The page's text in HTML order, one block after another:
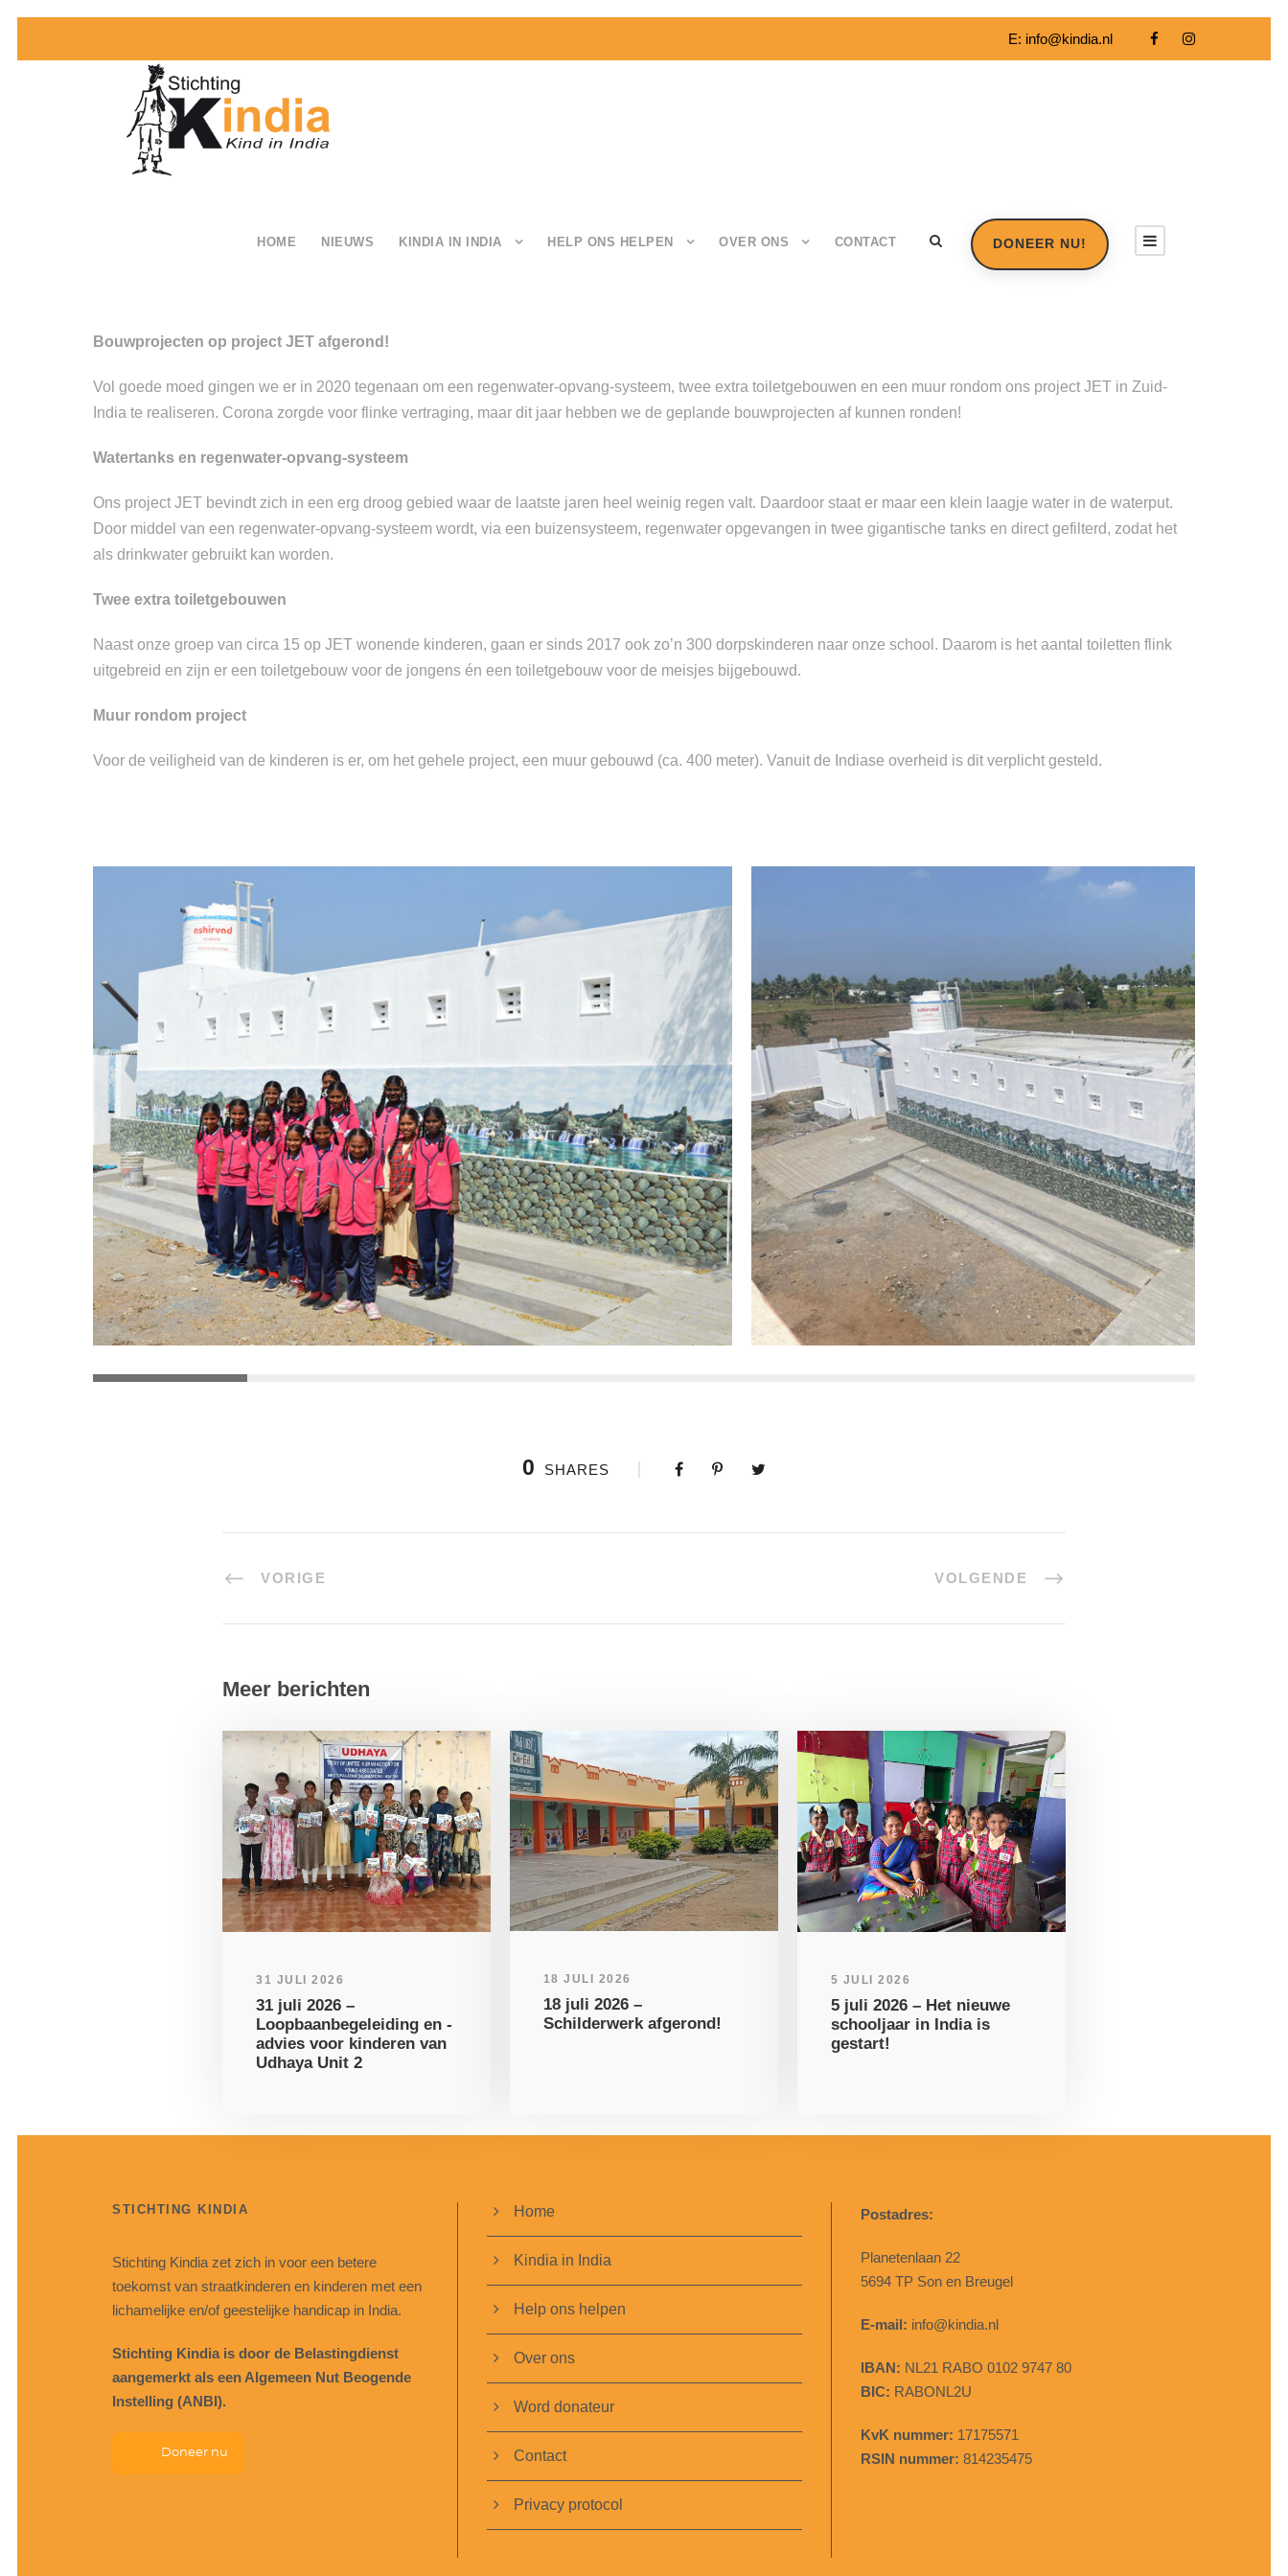
E: info@kindia.nl
HOME NIEUWS KINDIA IN INDIA HELP ONS HELPEN OVER ONS CONTACT DONEER NU!
Bouwprojecten op project JET afgerond!
Vol goede moed gingen we er in 2020 tegenaan om een regenwater-opvang-systeem, twee extra toiletgebouwen en een muur rondom ons project JET in Zuid-
India te realiseren. Corona zorgde voor flinke vertraging, maar dit jaar hebben we de geplande bouwprojecten af kunnen ronden!
Watertanks en regenwater-opvang-systeem
Ons project JET bevindt zich in een erg droog gebied waar de laatste jaren heel weinig regen valt. Daardoor staat er maar een klein laagje water in de waterput.
Door middel van een regenwater-opvang-systeem wordt, via een buizensysteem, regenwater opgevangen in twee gigantische tanks en direct gefilterd, zodat het
als drinkwater gebruikt kan worden.
Twee extra toiletgebouwen
Naast onze groep van circa 15 op JET wonende kinderen, gaan er sinds 2017 ook zo’n 300 dorpskinderen naar onze school. Daarom is het aantal toiletten flink
uitgebreid en zijn er een toiletgebouw voor de jongens én een toiletgebouw voor de meisjes bijgebouwd.
Muur rondom project
Voor de veiligheid van de kinderen is er, om het gehele project, een muur gebouwd (ca. 400 meter). Vanuit de Indiase overheid is dit verplicht gesteld.
0 SHARES
VORIGE VOLGENDE
Meer berichten
31 JULI 2026
31 juli 2026 –
Loopbaanbegeleiding en -
advies voor kinderen van
Udhaya Unit 2
18 JULI 2026
18 juli 2026 –
Schilderwerk afgerond!
5 JULI 2026
5 juli 2026 – Het nieuwe
schooljaar in India is
gestart!
STICHTING KINDIA
Stichting Kindia zet zich in voor een betere
toekomst van straatkinderen en kinderen met een
lichamelijke en/of geestelijke handicap in India.
Stichting Kindia is door de Belastingdienst
aangemerkt als een Algemeen Nut Beogende
Instelling (ANBI).
Doneer nu
Home
Kindia in India
Help ons helpen
Over ons
Word donateur
Contact
Privacy protocol
Postadres:
Planetenlaan 22
5694 TP Son en Breugel
E-mail: info@kindia.nl
IBAN: NL21 RABO 0102 9747 80
BIC: RABONL2U
KvK nummer: 17175571
RSIN nummer: 814235475